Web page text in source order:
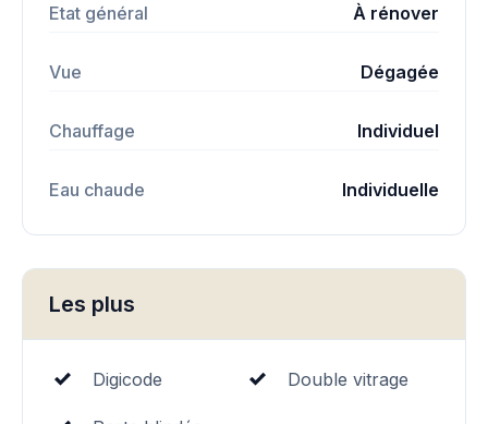
Etat général À rénover
Vue Dégagée
Chauffage Individuel
Eau chaude Individuelle
Les plus
Digicode Double vitrage